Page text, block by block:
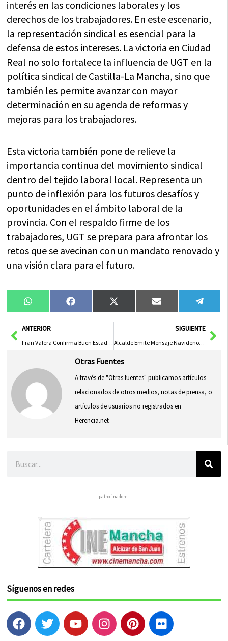
interés en las condiciones laborales y los
derechos de los trabajadores. En este escenario,
la representación sindical es esencial para la
defensa de estos intereses. La victoria en Ciudad
Real no solo fortalece la influencia de UGT en la
política sindical de Castilla-La Mancha, sino que
también les permite avanzar con mayor
determinación en su agenda de reformas y
mejoras para los trabajadores.
Esta victoria también pone de relieve la
importancia continua del movimiento sindical
dentro del tejido laboral local. Representa un
punto de inflexión para los futuros desafíos y
oportunidades en el ámbito laboral de la
provincia. Con el respaldo firme de los
trabajadores, UGT se prepara para afrontar los
retos que se avecinan con un mandato renovado y
una visión clara para el futuro.
Compartir
en
WhatsAppCompartir
en
FacebookCompartir
en
X
(Twitter)
Compartir
en
Email
en
AntANTERIOR
Fran Valera Confirma Buen Estado de Carreteras Provinciales Gracias a Dispositivo Especial de Plan Invernal de Diputación
SIGUIENTE
Alcalde Emite Mensaje Navideño Lleno de Esperanza para un 2026 de Sueños Cumplidos
Otras Fuentes
A través de "Otras fuentes" publicamos artículos
relacionados de otros medios, notas de prensa, o
artículos de usuarios no registrados en
Herencia.net
– patrocinadores –
Síguenos en redes
F
a
T
w
Y
o
I
n
P
i
F
l